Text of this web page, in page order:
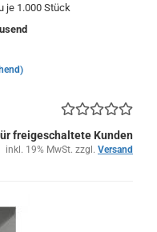
je 1.000 Stück
freigeschaltete Kunden
inkl. 19% MwSt. zzgl. Versand